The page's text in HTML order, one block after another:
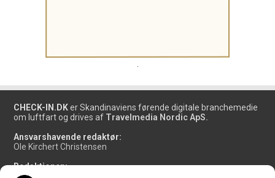
CHECK-IN.DK er Skandinaviens førende digitale branchemedie
om luftfart og drives af Travelmedia Nordic ApS.
Ansvarshavende redaktør:
Ole Kirchert Christensen
Redaktionen: